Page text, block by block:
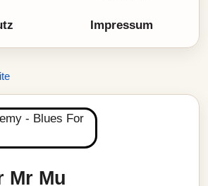
Impressum
Mr Mu